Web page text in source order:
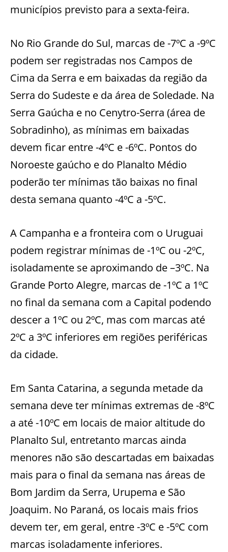
municípios previsto para a sexta-feira.
No Rio Grande do Sul, marcas de -7ºC a -9ºC
podem ser registradas nos Campos de
Cima da Serra e em baixadas da região da
Serra do Sudeste e da área de Soledade. Na
Serra Gaúcha e no Cenytro-Serra (área de
Sobradinho), as mínimas em baixadas
devem ficar entre -4ºC e -6ºC. Pontos do
Noroeste gaúcho e do Planalto Médio
poderão ter mínimas tão baixas no final
desta semana quanto -4ºC a -5ºC.
A Campanha e a fronteira com o Uruguai
podem registrar mínimas de -1ºC ou -2ºC,
isoladamente se aproximando de –3ºC. Na
Grande Porto Alegre, marcas de -1ºC a 1ºC
no final da semana com a Capital podendo
descer a 1ºC ou 2ºC, mas com marcas até
2ºC a 3ºC inferiores em regiões periféricas
da cidade.
Em Santa Catarina, a segunda metade da
semana deve ter mínimas extremas de -8ºC
a até -10ºC em locais de maior altitude do
Planalto Sul, entretanto marcas ainda
menores não são descartadas em baixadas
mais para o final da semana nas áreas de
Bom Jardim da Serra, Urupema e São
Joaquim. No Paraná, os locais mais frios
devem ter, em geral, entre -3ºC e -5ºC com
marcas isoladamente inferiores.